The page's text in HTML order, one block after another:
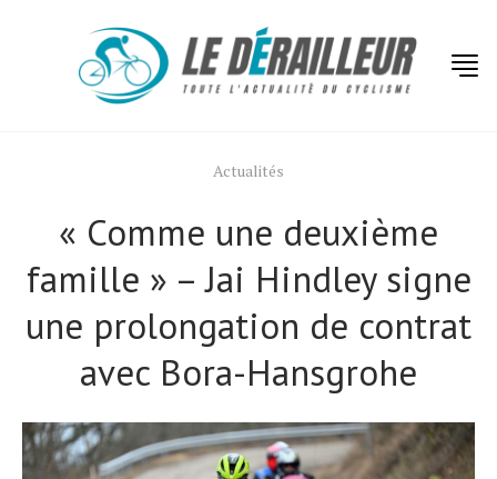
Actualités
« Comme une deuxième
famille » – Jai Hindley signe
une prolongation de contrat
avec Bora-Hansgrohe